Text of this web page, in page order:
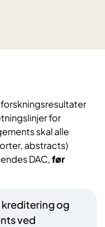
forskningsresultater
for
skal alle
abstracts)
DAC,før
og
ved